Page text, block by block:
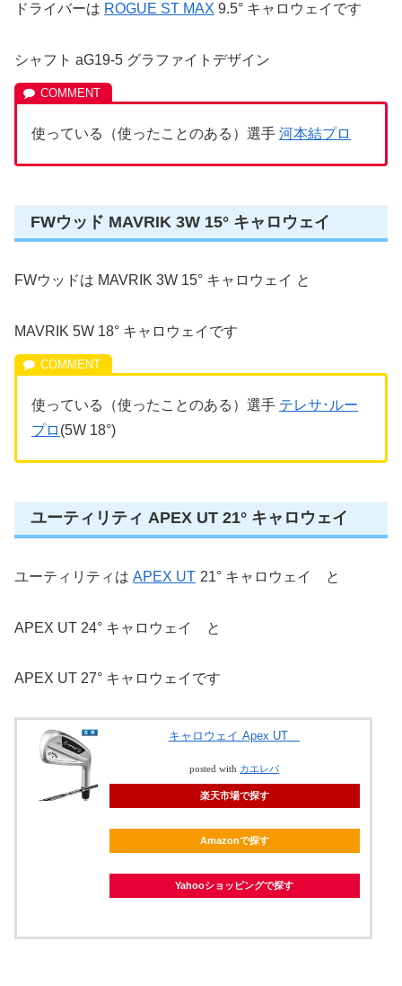
ドライバーは ROGUE ST MAX 9.5° キャロウェイです
シャフト aG19-5 グラファイトデザイン
使っている（使ったことのある）選手 河本結プロ
FWウッド MAVRIK 3W 15° キャロウェイ
FWウッドは MAVRIK 3W 15° キャロウェイ と
MAVRIK 5W 18° キャロウェイです
使っている（使ったことのある）選手 テレサ･ルー
プロ (5W 18°)
ユーティリティ APEX UT 21° キャロウェイ
ユーティリティは APEX UT 21° キャロウェイ と
APEX UT 24° キャロウェイ と
APEX UT 27° キャロウェイです
キャロウェイ Apex UT
posted with カエレバ
楽天市場で探す
Amazonで探す
Yahooショッピングで探す